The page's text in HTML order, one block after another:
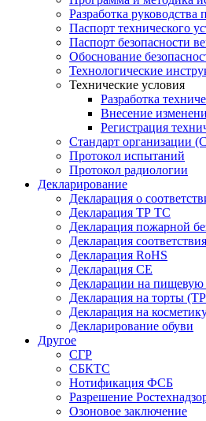
Разработка
Паспорт технического
Паспорт безопасности
Обоснование
Технологические
Технические условия
Разработка
Внесение
Регистрация
Стандарт организации
Протокол испытаний
Протокол радиологии
Декларирование
Декларация о
Декларация ТР ТС
Декларация пожарной
Декларация соответствия
Декларация RoHS
Декларация СЕ
Декларации на
Декларация на торты
Декларация на
Декларирование обуви
Другое
СГР
СБКТС
Нотификация ФСБ
Разрешение
Озоновое заключение